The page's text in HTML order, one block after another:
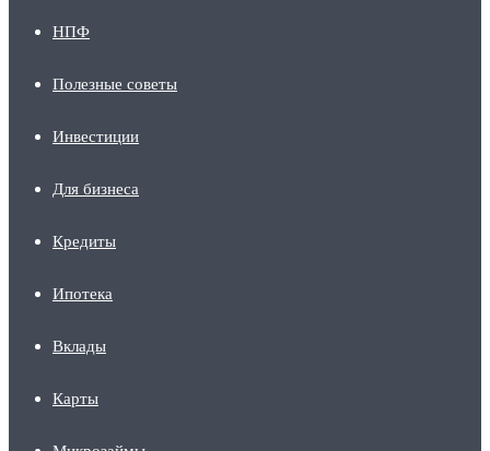
НПФ
Полезные советы
Инвестиции
Для бизнеса
Кредиты
Ипотека
Вклады
Карты